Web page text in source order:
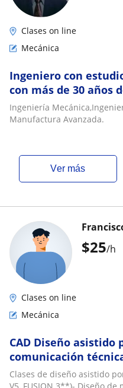
Clases on line
Mecánica
Ingeniero con
con más de 30 años
Ingeniería
Manufactura Avanzada.
ver más
$25/h
Clases on line
Mecánica
CAD Diseño asistido
comunicación
Clases de diseño asistido